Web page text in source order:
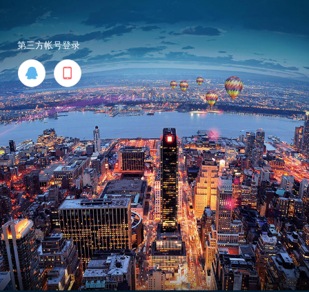
第三方帐号登录
 